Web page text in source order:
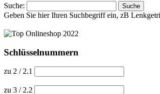
Suche: Suche
Geben Sie hier Ihren Suchbegriff ein, zB
Schlüsselnummern
zu 2 / 2.1
zu 3 / 2.2